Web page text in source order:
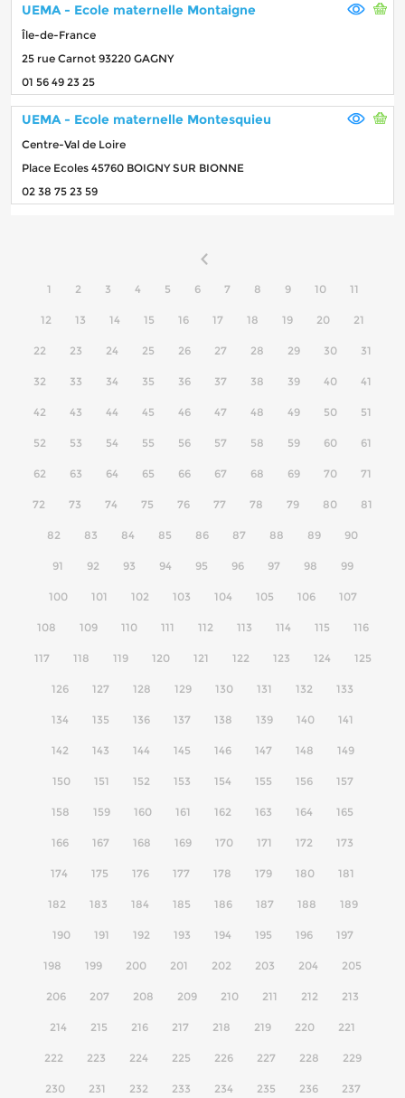
UEMA - Ecole maternelle Montaigne
Île-de-France
25 rue Carnot 93220 GAGNY
01 56 49 23 25
UEMA - Ecole maternelle Montesquieu
Centre-Val de Loire
Place Ecoles 45760 BOIGNY SUR BIONNE
02 38 75 23 59
1 2 3 4 5 6 7 8 9 10 11
12 13 14 15 16 17 18 19 20 21
22 23 24 25 26 27 28 29 30 31
32 33 34 35 36 37 38 39 40 41
42 43 44 45 46 47 48 49 50 51
52 53 54 55 56 57 58 59 60 61
62 63 64 65 66 67 68 69 70 71
72 73 74 75 76 77 78 79 80 81
82 83 84 85 86 87 88 89 90
91 92 93 94 95 96 97 98 99
100 101 102 103 104 105 106 107
108 109 110 111 112 113 114 115 116
117 118 119 120 121 122 123 124 125
126 127 128 129 130 131 132 133
134 135 136 137 138 139 140 141
142 143 144 145 146 147 148 149
150 151 152 153 154 155 156 157
158 159 160 161 162 163 164 165
166 167 168 169 170 171 172 173
174 175 176 177 178 179 180 181
182 183 184 185 186 187 188 189
190 191 192 193 194 195 196 197
198 199 200 201 202 203 204 205
206 207 208 209 210 211 212 213
214 215 216 217 218 219 220 221
222 223 224 225 226 227 228 229
230 231 232 233 234 235 236 237